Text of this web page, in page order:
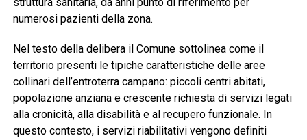
numerosi pazienti della zona.
Nel testo della delibera il Comune sottolinea come il
territorio presenti le tipiche caratteristiche delle aree
collinari dell’entroterra campano: piccoli centri abitati,
popolazione anziana e crescente richiesta di servizi legati
alla cronicità, alla disabilità e al recupero funzionale. In
questo contesto, i servizi riabilitativi vengono definiti